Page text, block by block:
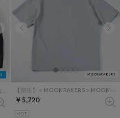
￥5,720
HOT